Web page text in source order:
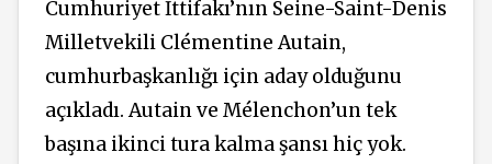
Cumhuriyet İttifakı’nın Seine-Saint-Denis
Milletvekili Clémentine Autain,
cumhurbaşkanlığı için aday olduğunu
açıkladı. Autain ve Mélenchon’un tek
başına ikinci tura kalma şansı hiç yok.